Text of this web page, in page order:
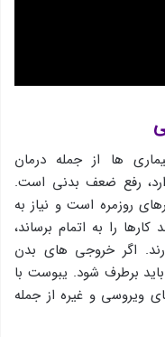
ها از جمله درمان
رفع ضعف بدنی است.
روزمره است و نیاز به
را به اتمام برساند،
اگر خروجی های بدن
برطرف شود. یبوست با
ویروسی و غیره از جمله